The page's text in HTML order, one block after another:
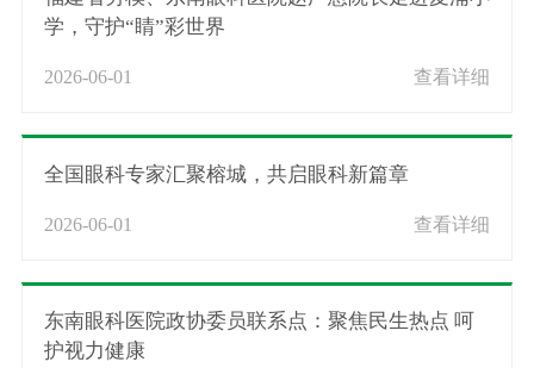
学，守护“睛”彩世界
2026-06-01 查看详细
全国眼科专家汇聚榕城，共启眼科新篇章
2026-06-01 查看详细
东南眼科医院政协委员联系点：聚焦民生热点 呵
护视力健康